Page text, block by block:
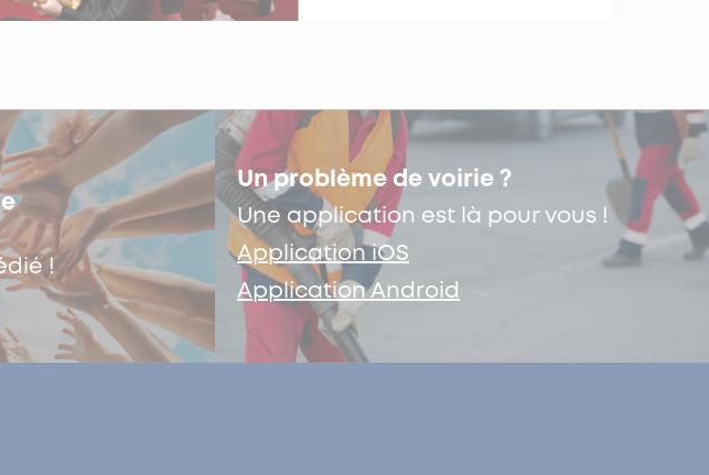
!
Un problème de voirie ?
Une application est là pour vous !
Application iOS
Application Android